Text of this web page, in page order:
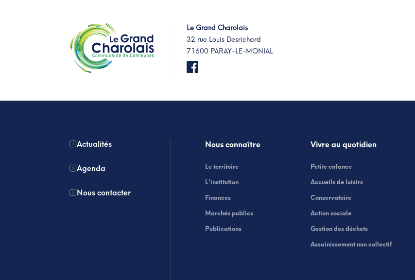
Le Grand Charolais
32 rue Louis Desrichard
71600 PARAY-LE-MONIAL
Actualités
Agenda
Nous contacter
Nous connaître
Le territoire
L'institution
Finances
Marchés publics
Publications
Vivre au quotidien
Petite enfance
Accueils de loisirs
Conservatoire
Action sociale
Gestion des déchets
Assainissement non collectif